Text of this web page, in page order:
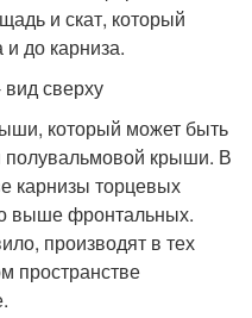
и скат, который
и до карниза.
который может быть
крыши. В
карнизы торцевых
выше фронтальных.
производят в тех
пространстве